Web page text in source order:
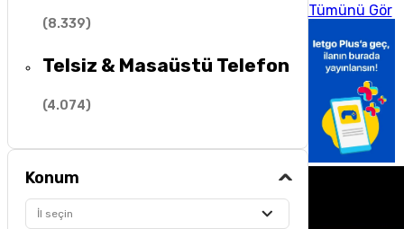
(8.339)
Telsiz & Masaüstü Telefon
(4.074)
Konum
İl seçin
Tümünü Gör